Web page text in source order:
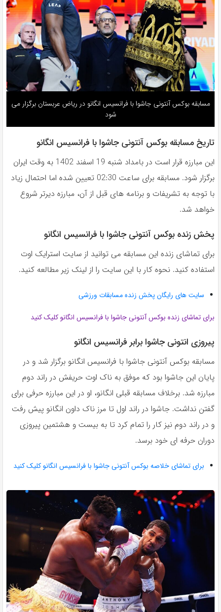
مسابقه بوکس آنتونی جاشوا با فرانسیس انگانو در ریاض عربستان برگزار می
شود
تاریخ مسابقه بوکس آنتونی جاشوا با فرانسیس انگانو
این مبارزه قرار است در بامداد شنبه 19 اسفند 1402 به وقت ایران
برگزار شود. مسابقه برای ساعت 02:30 تعیین شده اما احتمال زیاد
با توجه به تشریفات و برنامه های قبل از آن، مبارزه دیرتر شروع
خواهد شد.
پخش زنده بوکس آنتونی جاشوا با فرانسیس انگانو
برای تماشای زنده این مسابقه می توانید از سایت استرایک اوت
استفاده کنید. نحوه کار با این سایت را از لینک زیر مطالعه کنید.
سایت های رایگان پخش زنده مسابقات ورزشی
برای تماشای زنده بوکس آنتونی جاشوا با فرانسیس انگانو کلیک کنید
پیروزی انتونی جاشوا برابر فرانسیس انگانو
مسابقه بوکس آنتونی جاشوا با فرانسیس انگانو برگزار شد و در
پایان این جاشوا بود که موفق به ناک اوت حریفش در راند دوم
مبارزه شد. برخلاف مسابقه قبلی انگانو، او در این مبارزه حرفی برای
گفتن نداشت. جاشوا در راند اول تا مرز ناک داون انگانو پیش رفت
و در راند دوم نیز کار را تمام کرد تا به بیست و هشتمین پیروزی
دوران حرفه ای خود برسد.
برای تماشای خلاصه بوکس آنتونی جاشوا با فرانسیس انگانو کلیک کنید